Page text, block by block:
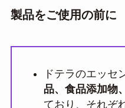
製品をご使用の前に
ドテラのエッセ
品、食品添加物
ており、それぞ